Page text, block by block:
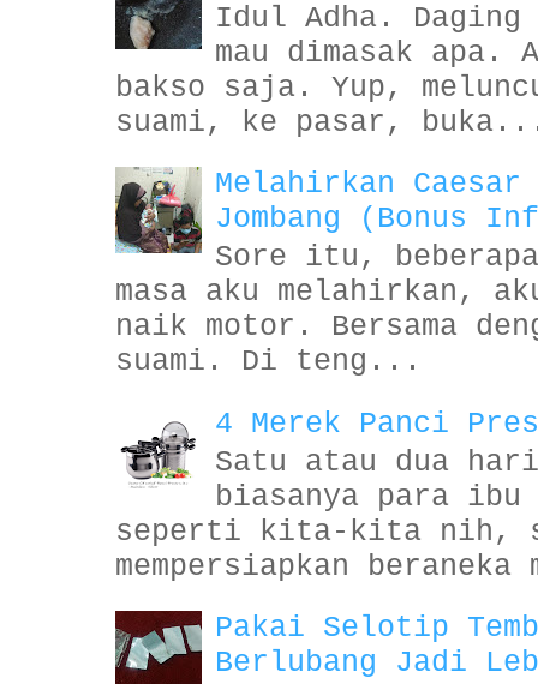
Idul Adha. Daging
mau dimasak
bakso saja. Yup,
suami, ke pasar,
Melahirkan
Jombang (Bonus
Sore itu,
masa aku melahirkan,
naik motor. Bersama
suami. Di teng...
4 Merek Panci
Satu atau dua
biasanya para ibu
seperti kita-kita nih,
mempersiapkan
Pakai Selotip
Berlubang Jadi